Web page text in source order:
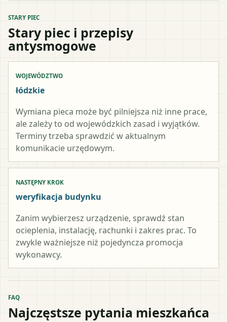
STARY PIEC
Stary piec i przepisy
antysmogowe
WOJEWÓDZTWO
łódzkie
Wymiana pieca może być pilniejsza niż inne prace,
ale zależy to od wojewódzkich zasad i wyjątków.
Terminy trzeba sprawdzić w aktualnym
komunikacie urzędowym.
NASTĘPNY KROK
weryfikacja budynku
Zanim wybierzesz urządzenie, sprawdź stan
ocieplenia, instalację, rachunki i zakres prac. To
zwykle ważniejsze niż pojedyncza promocja
wykonawcy.
FAQ
Najczęstsze pytania mieszkańca